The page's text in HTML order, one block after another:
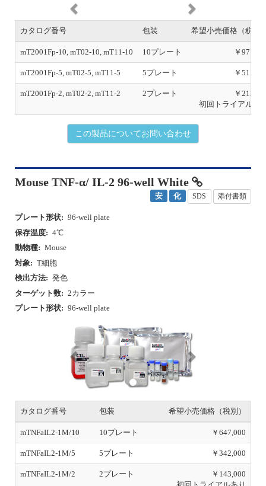
P
r
v
i
o
u
s
N
e
x
t
カタログ番号 包装 希望小売価格（税別
mT2001Fp-10, mT02-10, mT11-10 10プレート ￥
mT2001Fp-5, mT02-5, mT11-5 5プレート ￥
mT2001Fp-2, mT02-2, mT11-2 2プレート
￥
初回トライアルあ
この製品についてお問い合わせ
Mouse TNF-α/ IL-2 96-well White
安 化 SDS 添付書類
プレート形状: 96-well plate
保存温度: 4℃
動物種: Mouse
対象: T細胞
検出方法: 発色
ターゲット数: 2カラー
プレート形状: 96-well plate
e
v
i
o
s
e
t
カタログ番号 包装 希望小売価格（税別）
mTNFaIL2-1M/10 10プレート ￥647,000
mTNFaIL2-1M/5 5プレート ￥342,000
mTNFaIL2-1M/2 2プレート
￥143,000